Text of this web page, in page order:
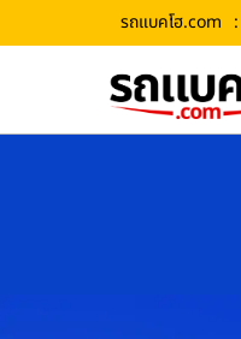
รถแบคโฮ.com